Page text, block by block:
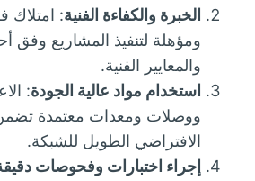
الخبرة والكفاءة الفنية: امتلاك
ومؤهلة لتنفيذ المشاريع وفق
والمعايير الفنية.
استخدام مواد عالية الجودة:
ووصلات ومعدات معتمدة تضمن
الافتراضي الطويل للشبكة.
إجراء اختبارات وفحوصات